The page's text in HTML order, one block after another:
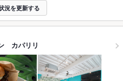
況を更新する
カパリリ